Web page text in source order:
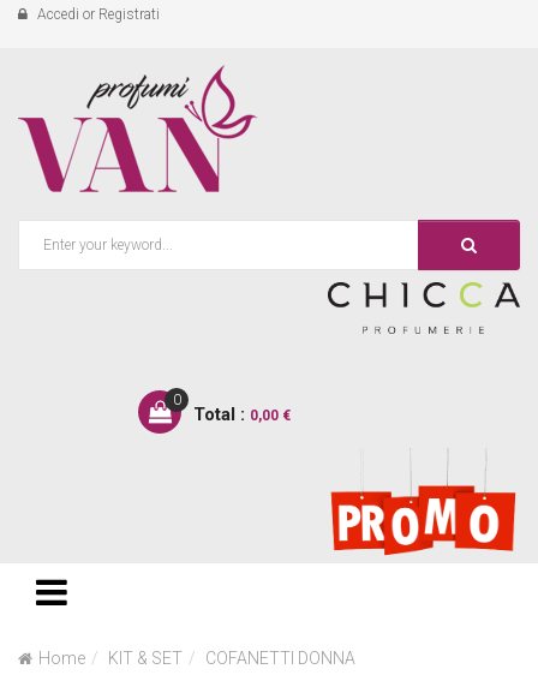
Accedi or Registrati
0
Total : 0,00 €
Home KIT & SET COFANETTI DONNA